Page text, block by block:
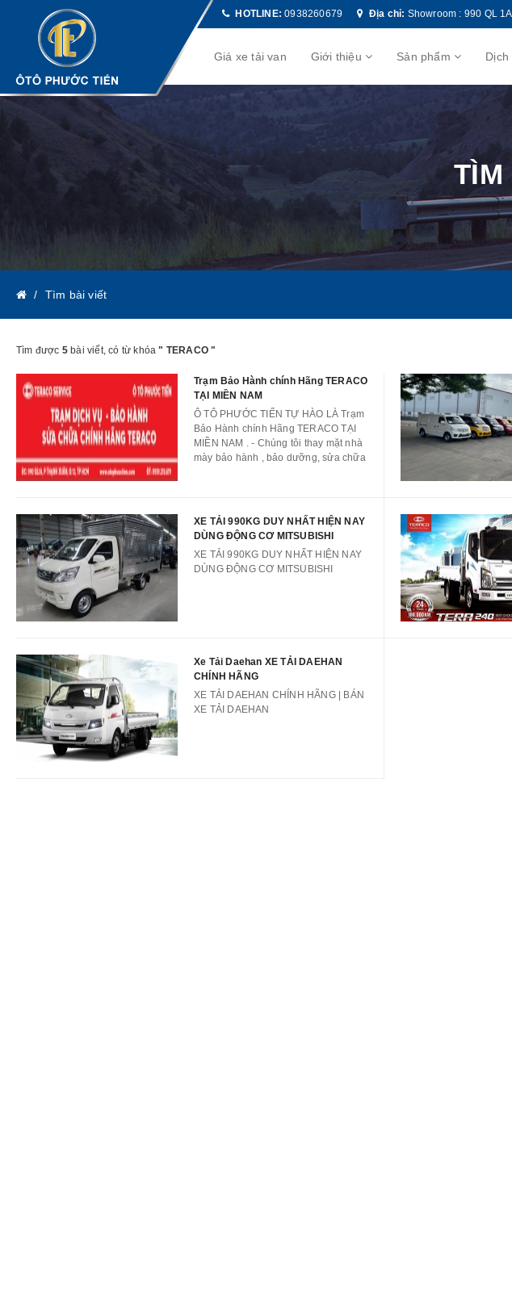
HOTLINE: 0938260679 Địa chỉ: Showroom : 990 QL
Giá xe tải van Giới thiệu Sản phẩm Dịch
TÌM
Tìm bài viết
Tìm được 5 bài viết, có từ khóa" TERACO "
Trạm Bảo Hành chính Hãng TERACO
TẠI MIỀN NAM
Ô TÔ PHƯỚC TIẾN TỰ HÀO LÀ Trạm
Bảo Hành chính Hãng TERACO TẠI
MIỀN NAM . - Chúng tôi thay mặt nhà
mày bảo hành , bảo dưỡng, sửa chữa
XE TẢI 990KG DUY NHẤT HIỆN NAY
DÙNG ĐỘNG CƠ MITSUBISHI
XE TẢI 990KG DUY NHẤT HIỆN NAY
DÙNG ĐỘNG CƠ MITSUBISHI
Xe Tải Daehan XE TẢI DAEHAN
CHÍNH HÃNG
XE TẢI DAEHAN CHÍNH HÃNG | BÁN
XE TẢI DAEHAN